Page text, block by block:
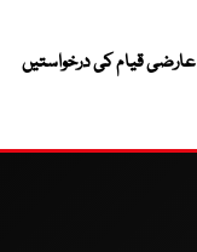
عارضی قیام کی درخواستیں